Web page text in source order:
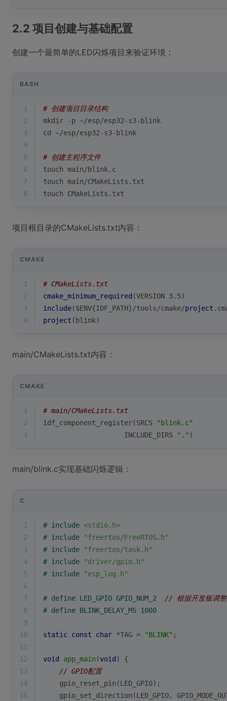
2.2 项目创建与基础配置
创建一个最简单的LED闪烁项目来验证环境：
BASH
1
# 创建项目目录结构
2
mkdir -p ~/esp/esp32-s3-blink
3
cd
~/esp/esp32-s3-blink
4
5
# 创建主程序文件
6
touch main/blink.c
7
touch main/CMakeLists.txt
8
touch CMakeLists.txt
项目根目录的CMakeLists.txt内容：
CMAKE
1
# CMakeLists.txt
2
cmake_minimum_required (VERSION 3.5)
3
include($ENV{IDF_PATH}/tools/cmake/project
4
project (blink)
main/CMakeLists.txt内容：
CMAKE
1
# main/CMakeLists.txt
2
idf_component_register(SRCS
"blink.c"
3
                    INCLUDE_DIRS
"." )
main/blink.c实现基础闪烁逻辑：
C
1 # include <stdio.h>
2
# include
"freertos/FreeRTOS.h"
3
# include
"freertos/task.h"
4
# include
"driver/gpio.h"
5
# include
"esp_log.h"
6
7
# define LED_GPIO GPIO_NUM_2 // 根据开发板调整
8
# define BLINK_DELAY_MS 1000
9
10
static const char *TAG = "BLINK" ;
11
12
void app_main(void )
{
13
// GPIO配置
14
    gpio_reset_pin(LED_GPIO);
15
gpio_set_direction(LED_GPIO,